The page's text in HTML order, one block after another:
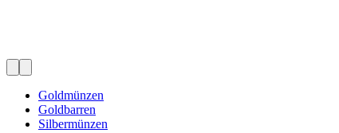
Goldmünzen
Goldbarren
Silbermünzen